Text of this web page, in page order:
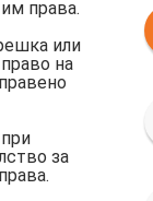
права.
или
на
за